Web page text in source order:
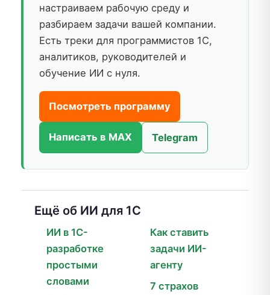
настраиваем рабочую среду и
разбираем задачи вашей компании.
Есть треки для программистов 1С,
аналитиков, руководителей и
обучение ИИ с нуля.
Посмотреть программу
Написать в MAX Telegram
Ещё об ИИ для 1С
ИИ в 1С-
разработке
простыми
словами
Как ставить
задачи ИИ-
агенту
7 страхов